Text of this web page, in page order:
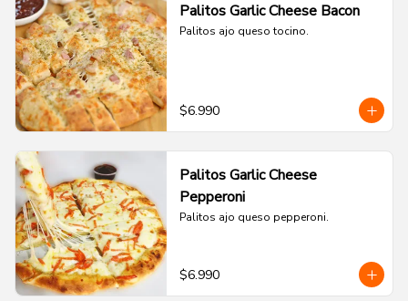
Palitos Garlic Cheese Bacon
Palitos ajo queso tocino.
$6.990
Palitos Garlic Cheese
Pepperoni
Palitos ajo queso pepperoni.
$6.990